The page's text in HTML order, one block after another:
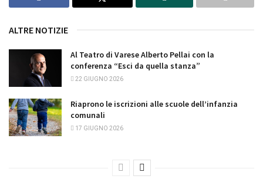
ALTRE NOTIZIE
Al Teatro di Varese Alberto Pellai con la
conferenza “Esci da quella stanza”
22 GIUGNO 2026
Riaprono le iscrizioni alle scuole dell’infanzia
comunali
17 GIUGNO 2026